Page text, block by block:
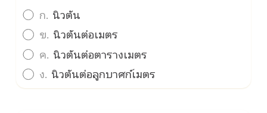
ก. นิวตัน
ข. นิวตันต่อเมตร
ค. นิวตันต่อตารางเมตร
ง. นิวตันต่อลูกบาศก์เมตร